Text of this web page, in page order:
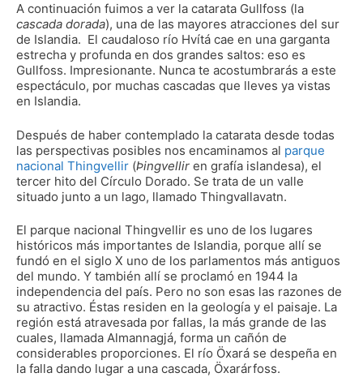
A continuación fuimos a ver la catarata Gullfoss (la
cascada dorada), una de las mayores atracciones del sur
de Islandia. El caudaloso río Hvítá cae en una garganta
estrecha y profunda en dos grandes saltos: eso es
Gullfoss. Impresionante. Nunca te acostumbrarás a este
espectáculo, por muchas cascadas que lleves ya vistas
en Islandia.
Después de haber contemplado la catarata desde todas
las perspectivas posibles nos encaminamos al parque
nacional Thingvellir (Þingvellir en grafía islandesa), el
tercer hito del Círculo Dorado. Se trata de un valle
situado junto a un lago, llamado Thingvallavatn.
El parque nacional Thingvellir es uno de los lugares
históricos más importantes de Islandia, porque allí se
fundó en el siglo X uno de los parlamentos más antiguos
del mundo. Y también allí se proclamó en 1944 la
independencia del país. Pero no son esas las razones de
su atractivo. Éstas residen en la geología y el paisaje. La
región está atravesada por fallas, la más grande de las
cuales, llamada Almannagjá, forma un cañón de
considerables proporciones. El río Öxará se despeña en
la falla dando lugar a una cascada, Öxarárfoss.